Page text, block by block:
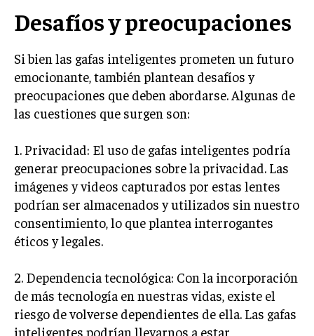
Desafíos y preocupaciones
Si bien las gafas inteligentes prometen un futuro
emocionante, también plantean desafíos y
preocupaciones que deben abordarse. Algunas de
las cuestiones que surgen son:
1. Privacidad: El uso de gafas inteligentes podría
generar preocupaciones sobre la privacidad. Las
imágenes y videos capturados por estas lentes
podrían ser almacenados y utilizados sin nuestro
consentimiento, lo que plantea interrogantes
éticos y legales.
2. Dependencia tecnológica: Con la incorporación
de más tecnología en nuestras vidas, existe el
riesgo de volverse dependientes de ella. Las gafas
inteligentes podrían llevarnos a estar